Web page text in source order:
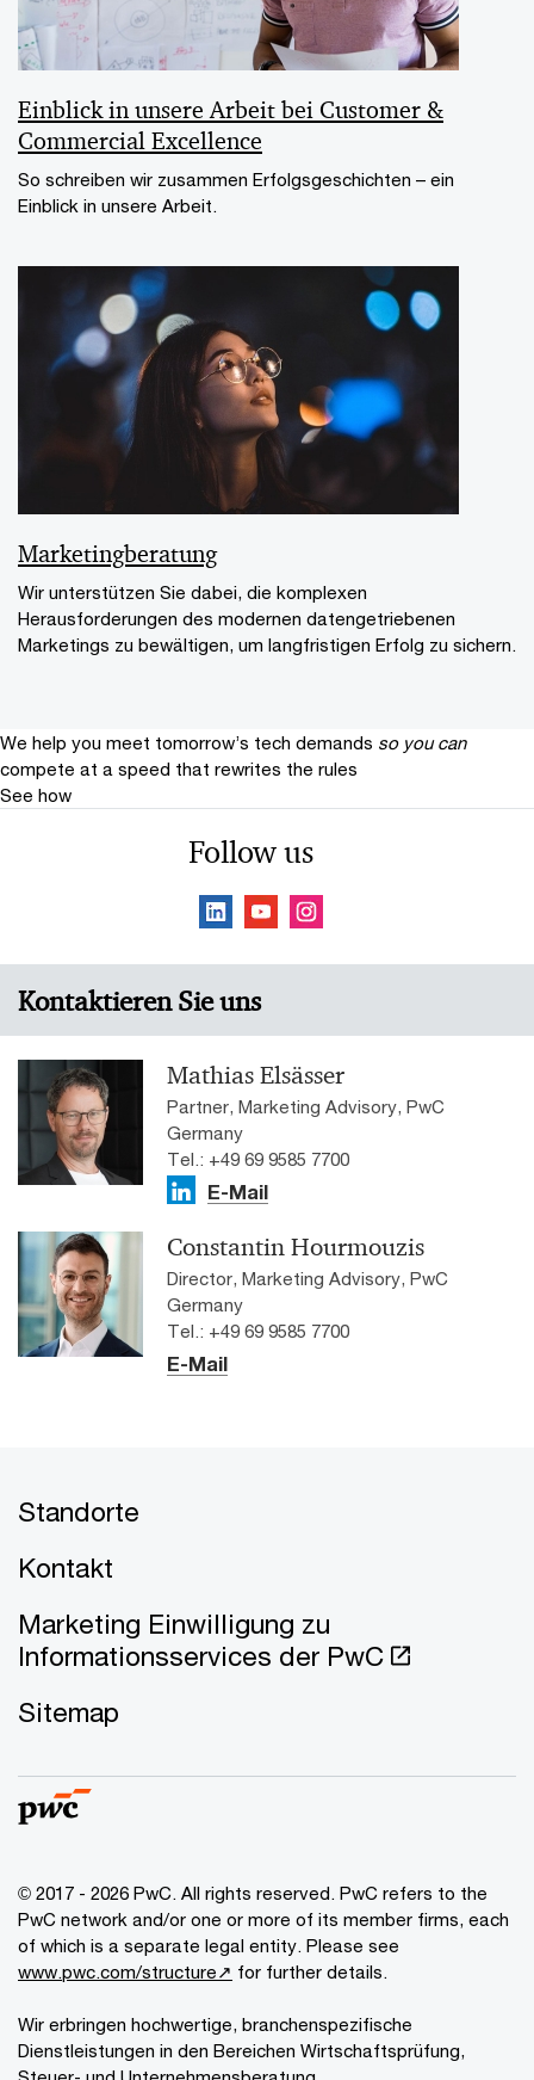
Einblick in unsere Arbeit bei Customer &
Commercial Excellence
So schreiben wir zusammen Erfolgsgeschichten – ein
Einblick in unsere Arbeit.
Marketingberatung
Wir unterstützen Sie dabei, die komplexen
Herausforderungen des modernen datengetriebenen
Marketings zu bewältigen, um langfristigen Erfolg zu sichern.
We help you meet tomorrow’s tech demands so you can
compete at a speed that rewrites the rules
See how
Follow us
Kontaktieren Sie uns
Mathias Elsässer
Partner, Marketing Advisory, PwC
Germany
Tel.: +49 69 9585 7700
E-Mail
Constantin Hourmouzis
Director, Marketing Advisory, PwC
Germany
Tel.: +49 69 9585 7700
E-Mail
Standorte
Kontakt
Marketing Einwilligung zu
Informationsservices der PwC
Sitemap
© 2017 - 2026 PwC. All rights reserved. PwC refers to the
PwC network and/or one or more of its member firms, each
of which is a separate legal entity. Please see
www.pwc.com/structure↗ for further details.
Wir erbringen hochwertige, branchenspezifische
Dienstleistungen in den Bereichen Wirtschaftsprüfung,